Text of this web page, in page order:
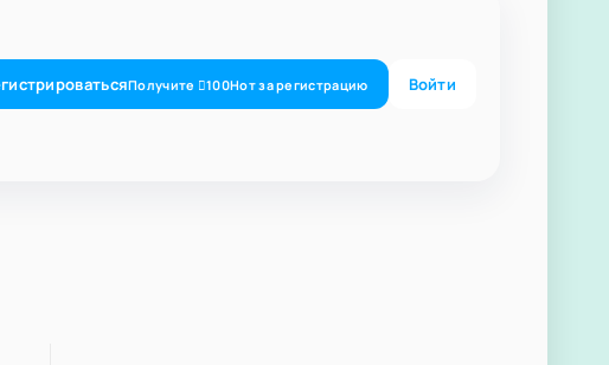
Получите 100Нотза регистрацию Войти